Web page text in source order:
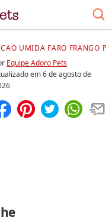
UMIDA FARO FRANGO
Equipe Adoro Pets
em6 de agosto de